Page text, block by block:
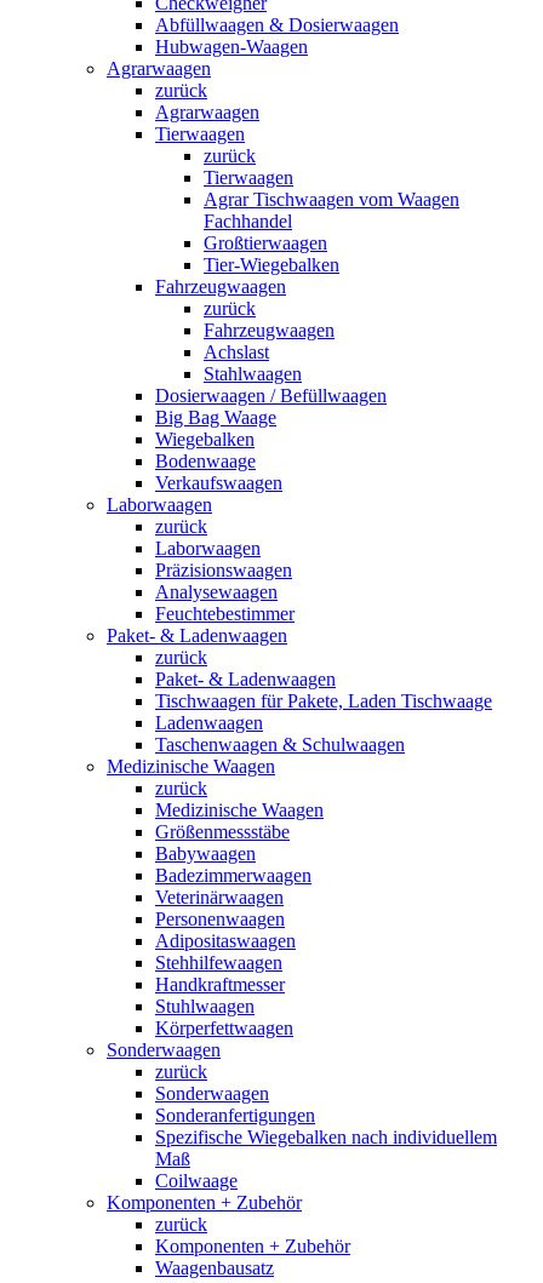
Abfüllwaagen & Dosierwaagen
Hubwagen-Waagen
Agrarwaagen
zurück
Agrarwaagen
Tierwaagen
zurück
Tierwaagen
Agrar Tischwaagen vom Waagen
Fachhandel
Großtierwaagen
Tier-Wiegebalken
Fahrzeugwaagen
zurück
Fahrzeugwaagen
Achslast
Stahlwaagen
Dosierwaagen / Befüllwaagen
Big Bag Waage
Wiegebalken
Bodenwaage
Verkaufswaagen
Laborwaagen
zurück
Laborwaagen
Präzisionswaagen
Analysewaagen
Feuchtebestimmer
Paket- & Ladenwaagen
zurück
Paket- & Ladenwaagen
Tischwaagen für Pakete, Laden Tischwaage
Ladenwaagen
Taschenwaagen & Schulwaagen
Medizinische Waagen
zurück
Medizinische Waagen
Größenmessstäbe
Babywaagen
Badezimmerwaagen
Veterinärwaagen
Personenwaagen
Adipositaswaagen
Stehhilfewaagen
Handkraftmesser
Stuhlwaagen
Körperfettwaagen
Sonderwaagen
zurück
Sonderwaagen
Sonderanfertigungen
Spezifische Wiegebalken nach individuellem
Maß
Coilwaage
Komponenten + Zubehör
zurück
Komponenten + Zubehör
Waagenbausatz